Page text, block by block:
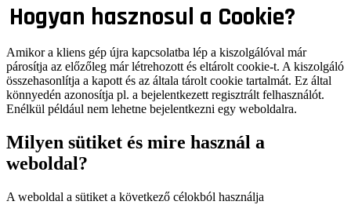
Hogyan hasznosul a Cookie?
Amikor a kliens gép újra kapcsolatba lép a kiszolgálóval már
párosítja az előzőleg már létrehozott és eltárolt cookie-t. A kiszolgáló
összehasonlítja a kapott és az általa tárolt cookie tartalmát. Ez által
könnyedén azonosítja pl. a bejelentkezett regisztrált felhasználót.
Enélkül például nem lehetne bejelentkezni egy weboldalra.
Milyen sütiket és mire használ a
weboldal?
A weboldal a sütiket a következő célokból használja